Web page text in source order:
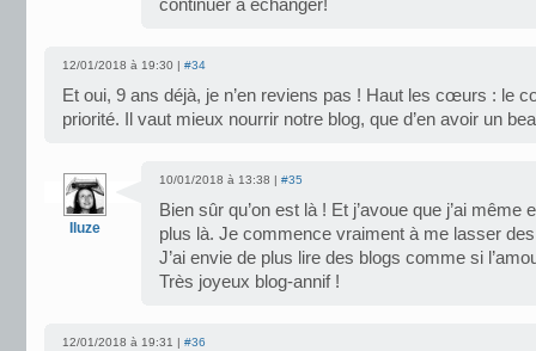
continuer à échanger!
12/01/2018 à 19:30 | #34
Et oui, 9 ans déjà, je n’en reviens pas ! Haut les cœurs : le
priorité. Il vaut mieux nourrir notre blog, que d’en avoir un
Iluze
10/01/2018 à 13:38 | #35
Bien sûr qu’on est là ! Et j’avoue que j’ai même
plus là. Je commence vraiment à me lasser
J’ai envie de plus lire des blogs comme si
Très joyeux blog-annif !
12/01/2018 à 19:31 | #36